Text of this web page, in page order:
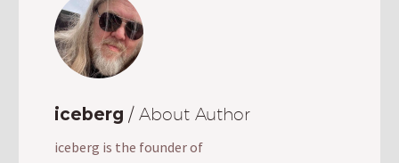
iceberg / About Author
iceberg is the founder of